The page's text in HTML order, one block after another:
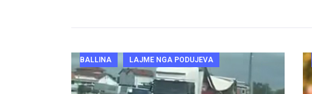
BALLINA LAJME NGA PODUJEVA